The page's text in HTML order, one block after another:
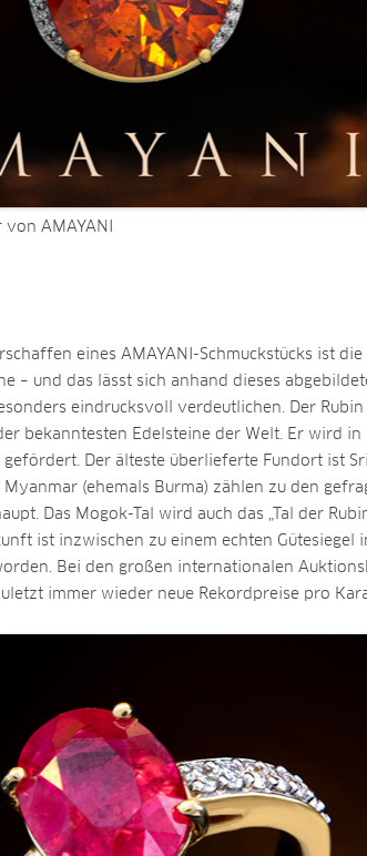
AMAYANI
eines AMAYANI-Schmuckstücks ist die
– und das lässt sich anhand dieses
eindrucksvoll verdeutlichen. Der
bekanntesten Edelsteine der Welt. Er wird in
Der älteste überlieferte Fundort ist
(ehemals Burma) zählen zu den
Das Mogok-Tal wird auch das „Tal der
ist inzwischen zu einem echten Gütesiegel
Bei den großen internationalen
immer wieder neue Rekordpreise pro